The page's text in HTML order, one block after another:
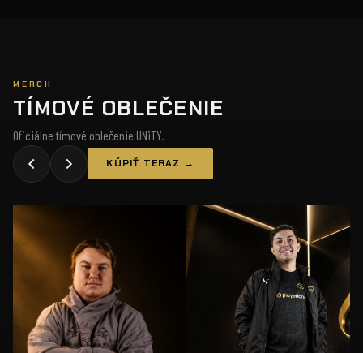
MERCH
TÍMOVÉ OBLEČENIE
Oficiálne tímové oblečenie UNiTY.
KÚPIŤ TERAZ →